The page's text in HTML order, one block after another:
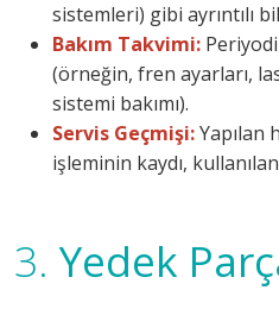
sistemleri) gibi ayrıntılı
Bakım Takvimi:
(örneğin, fren ayarları,
sistemi bakımı).
Servis Geçmişi:Yapılan
işleminin kaydı,
3.Yedek